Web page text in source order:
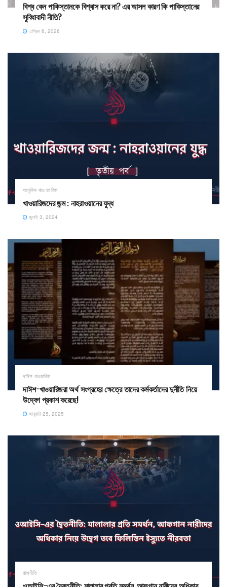
বিশ্ব কেন পাকিস্তানকে বিশ্বাস করে না? এর আসল কারণ কি পাকিস্তানের
সুবিধাবাদী নীতি?
এপ্রিল 6, 2026
আধুনিক খাও য়া রিজ
খাওয়ারিজদের জন্ম : নাহরাওয়ানের যুদ্ধ
জুলাই 3, 2024
দাঈশ খাওয়ারিজ
দাঈশ-খাওয়ারিজরা অর্থ সংগ্রহের ক্ষেত্রে তাদের কর্মকর্তাদের দুর্নীতি নিয়ে
উদ্বেগ প্রকাশ করেছে!
জানুয়ারি 25, 2025
রাজনীতি